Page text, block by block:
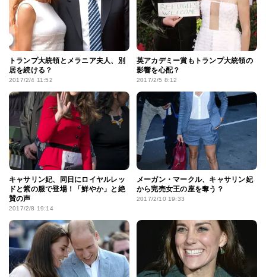
トランプ大統領とメラニア夫人、別
居を続ける？
2017/2/4 11:52
英アカデミー賞もトランプ大統領の
影響を心配？
2017/2/5 8:12
キャサリン妃、同日にロイヤルレッ
ドと紫の服で登場！「鮮やか」と絶
賛の声
2017/2/8 19:14
メーガン・マークル、キャサリン妃
から完売女王の座を奪う？
2017/2/10 19:33